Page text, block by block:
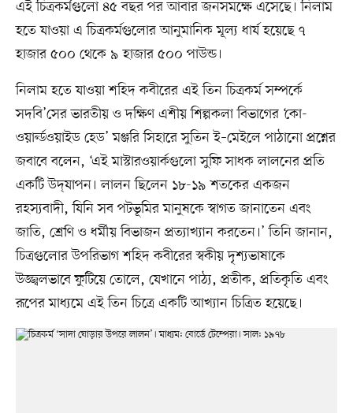
এই চিত্রকর্মগুলো ৪৫ বছর পর আবার জনসমক্ষে এসেছে। নিলাম
হতে যাওয়া এ চিত্রকর্মগুলোর আনুমানিক মূল্য ধার্য হয়েছে ৭
হাজার ৫০০ থেকে ৯ হাজার ৫০০ পাউন্ড।
নিলাম হতে যাওয়া শহিদ কবীরের এই তিন চিত্রকর্ম সম্পর্কে
সদবি’সের ভারতীয় ও দক্ষিণ এশীয় শিল্পকলা বিভাগের ‘কো-
ওয়ার্ল্ডওয়াইড হেড’ মঞ্জরি সিহারে সুতিন ই–মেইলে পাঠানো প্রশ্নের
জবাবে বলেন, ‘এই মাস্টারওয়ার্কগুলো সুফি সাধক লালনের প্রতি
একটি উদ্‌যাপন। লালন ছিলেন ১৮-১৯ শতকের একজন
রহস্যবাদী, যিনি সব পটভূমির মানুষকে স্বাগত জানাতেন এবং
জাতি, শ্রেণি ও ধর্মীয় বিভাজন প্রত্যাখ্যান করতেন।’ তিনি জানান,
চিত্রগুলোর উপরিভাগ শহিদ কবীরের স্বকীয় দৃশ্যভাষাকে
উজ্জ্বলভাবে ফুটিয়ে তোলে, যেখানে পাঠ্য, প্রতীক, প্রতিকৃতি এবং
রূপের মাধ্যমে এই তিন চিত্রে একটি আখ্যান চিত্রিত হয়েছে।